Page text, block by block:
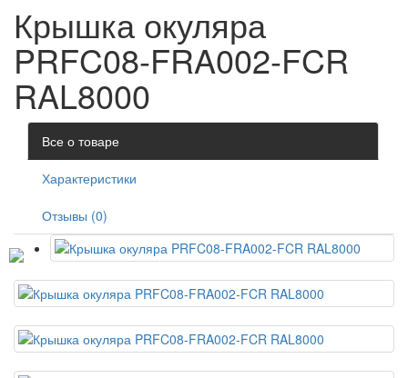
Крышка окуляра
PRFC08-FRA002-FCR
RAL8000
Все о товаре
Характеристики
Отзывы (0)